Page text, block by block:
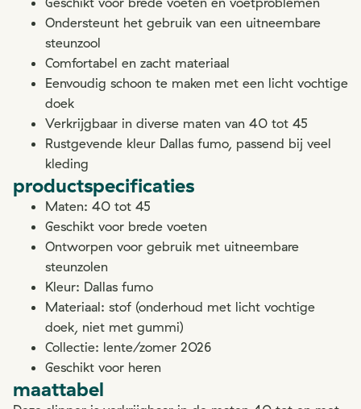
Ondersteunt het gebruik van een uitneembare
steunzool
Comfortabel en zacht materiaal
Eenvoudig schoon te maken met een licht vochtige
doek
Verkrijgbaar in diverse maten van 40 tot 45
Rustgevende kleur Dallas fumo, passend bij veel
kleding
productspecificaties
Maten: 40 tot 45
Geschikt voor brede voeten
Ontworpen voor gebruik met uitneembare
steunzolen
Kleur: Dallas fumo
Materiaal: stof (onderhoud met licht vochtige
doek, niet met gummi)
Collectie: lente/zomer 2026
Geschikt voor heren
maattabel